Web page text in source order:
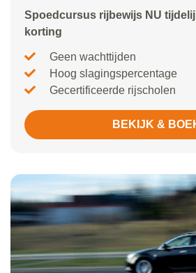
Spoedcursus rijbewijs NU
korting
Geen wachttijden
Hoog slagingspercentage
Gecertificeerde rijscholen
BEKIJK &